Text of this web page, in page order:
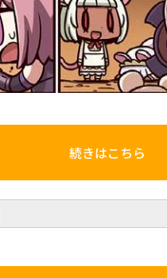
続きはこちら